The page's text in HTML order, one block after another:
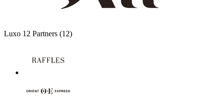
Luxo 12 Partners (12)